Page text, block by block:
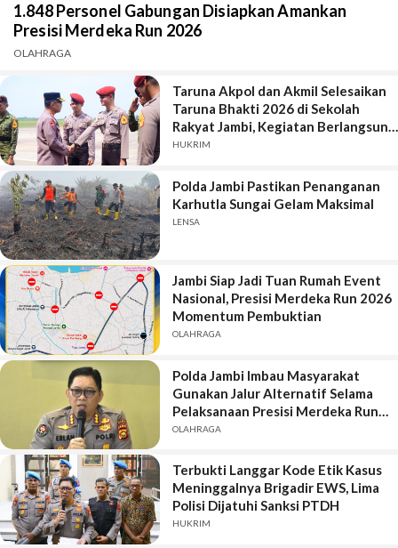
1.848 Personel Gabungan Disiapkan Amankan
Presisi Merdeka Run 2026
OLAHRAGA
Taruna Akpol dan Akmil Selesaikan
Taruna Bhakti 2026 di Sekolah
Rakyat Jambi, Kegiatan Berlangsung
Aman dan Lancar
HUKRIM
Polda Jambi Pastikan Penanganan
Karhutla Sungai Gelam Maksimal
LENSA
Jambi Siap Jadi Tuan Rumah Event
Nasional, Presisi Merdeka Run 2026
Momentum Pembuktian
OLAHRAGA
Polda Jambi Imbau Masyarakat
Gunakan Jalur Alternatif Selama
Pelaksanaan Presisi Merdeka Run
2026
OLAHRAGA
Terbukti Langgar Kode Etik Kasus
Meninggalnya Brigadir EWS, Lima
Polisi Dijatuhi Sanksi PTDH
HUKRIM